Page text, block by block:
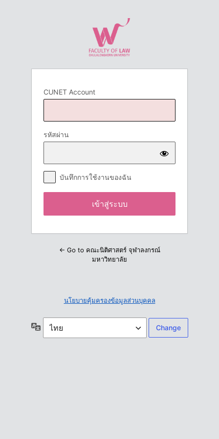
CUNET Account
รหัสผ่าน
บันทึกการใช้งานของฉัน
← Go to คณะนิติศาสตร์ จุฬาลงกรณ์
มหาวิทยาลัย
นโยบายคุ้มครองข้อมูลส่วนบุคคล
ภาษา